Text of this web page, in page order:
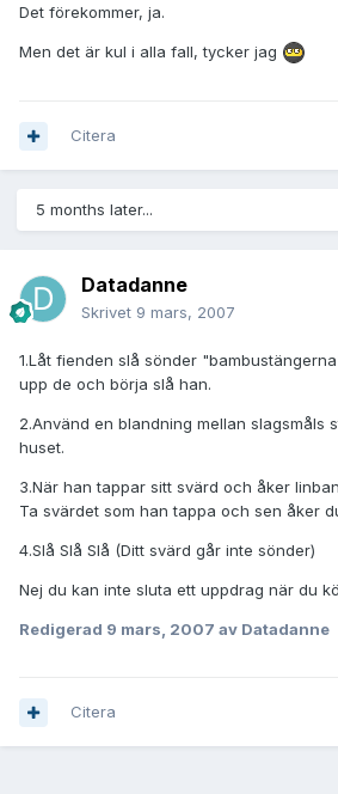
Det förekommer, ja.
Men det är kul i alla fall, tycker jag
Citera
5 months later...
Datadanne
Skrivet 9 mars, 2007
1.Låt fienden slå sönder
upp de och börja slå han.
2.Använd en blandning mellan slagsmåls
huset.
3.När han tappar sitt svärd och åker
Ta svärdet som han tappa och sen åker
4.Slå Slå Slå (Ditt svärd går inte sönder)
Nej du kan inte sluta ett uppdrag när du
Redigerad 9 mars, 2007 av Datadanne
Citera